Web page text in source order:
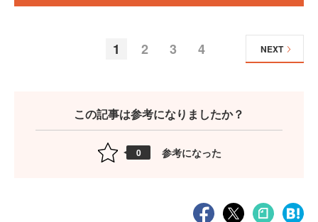
1 2 3 4 NEXT
この記事は参考になりましたか？
0 参考になった